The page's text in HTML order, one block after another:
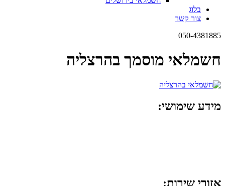
בלוג
צור קשר
050-4381885
חשמלאי מוסמך בהרצליה
מידע שימושי:
אזורי שירות: